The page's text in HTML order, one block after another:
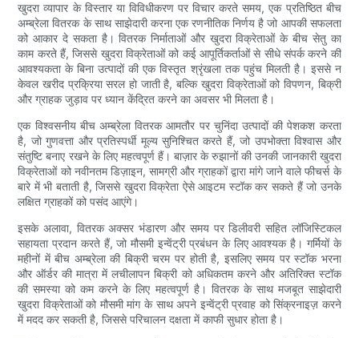
खुदरा व्यापार के विस्तार या विविधीकरण पर विचार करते समय, एक प्रतिष्ठित बीच
अम्ब्रेला वितरक के साथ साझेदारी करना एक रणनीतिक निर्णय है जो आपकी सफलता
को आकार दे सकता है। वितरक निर्माताओं और खुदरा विक्रेताओं के बीच सेतु का
काम करते हैं, जिससे खुदरा विक्रेताओं को कई आपूर्तिकर्ताओं से सीधे संपर्क करने की
आवश्यकता के बिना उत्पादों की एक विस्तृत श्रृंखला तक पहुंच मिलती है। इससे न
केवल खरीद प्रक्रिया सरल हो जाती है, बल्कि खुदरा विक्रेताओं को विपणन, बिक्री
और ग्राहक जुड़ाव पर ध्यान केंद्रित करने का अवसर भी मिलता है।
एक विश्वसनीय बीच अम्ब्रेला वितरक आमतौर पर चुनिंदा उत्पादों की पेशकश करता
है, जो गुणवत्ता और प्रतिस्पर्धी मूल्य सुनिश्चित करते हैं, जो उपभोक्ता विश्वास और
संतुष्टि बनाए रखने के लिए महत्वपूर्ण हैं। बाज़ार के रुझानों की उनकी जानकारी खुदरा
विक्रेताओं को नवीनतम डिज़ाइन, सामग्री और ग्राहकों द्वारा मांगे जाने वाले फीचर्स के
बारे में भी बताती है, जिससे खुदरा विक्रेता ऐसे आइटम स्टॉक कर सकते हैं जो उनके
लक्षित ग्राहकों को पसंद आएंगे।
इसके अलावा, वितरक अक्सर भंडारण और समय पर डिलीवरी सहित लॉजिस्टिकल
सहायता प्रदान करते हैं, जो मौसमी इन्वेंट्री प्रबंधन के लिए आवश्यक है। गर्मियों के
महीनों में बीच अम्ब्रेला की बिक्री चरम पर होती है, इसलिए समय पर स्टॉक भरना
और ऑर्डर की मात्रा में लचीलापन बिक्री को अधिकतम करने और अतिरिक्त स्टॉक
की समस्या को कम करने के लिए महत्वपूर्ण है। वितरक के साथ मजबूत साझेदारी
खुदरा विक्रेताओं को मौसमी मांग के साथ अपने इन्वेंट्री प्रवाह को सिंक्रनाइज़ करने
में मदद कर सकती है, जिससे परिचालन दक्षता में काफी सुधार होता है।